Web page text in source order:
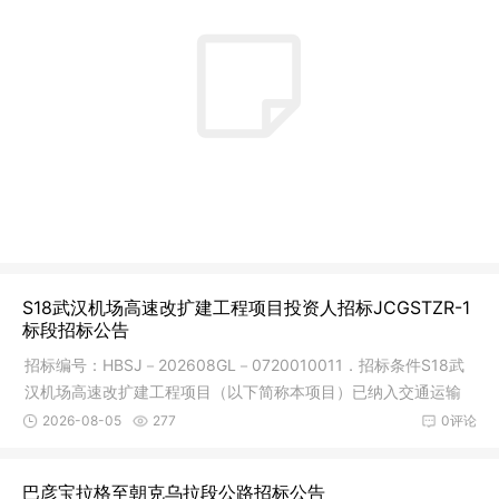
S18武汉机场高速改扩建工程项目投资人招标JCGSTZR-1
标段招标公告
招标编号：HBSJ－202608GL－0720010011．招标条件S18武
汉机场高速改扩建工程项目（以下简称本项目）已纳入交通运输
部《公路发展
0评论
2026-08-05 277
巴彦宝拉格至朝克乌拉段公路招标公告